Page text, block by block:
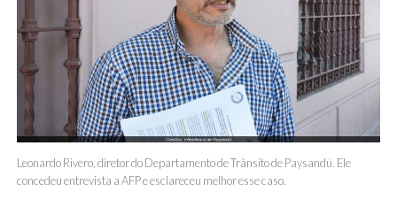
Leonardo Rivero, diretor do Departamento de Trânsito de Paysandú. Ele
concedeu entrevista a AFP e esclareceu melhor esse caso.